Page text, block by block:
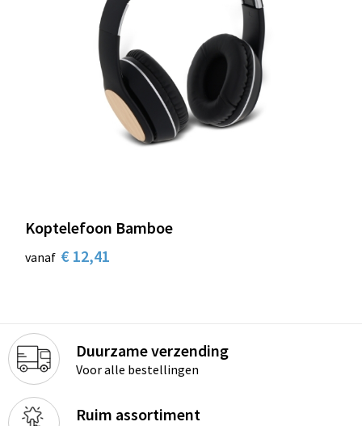
Koptelefoon Bamboe
vanaf € 12,41
Duurzame verzending
Voor alle bestellingen
Ruim assortiment